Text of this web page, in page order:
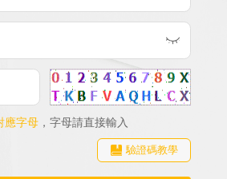
應字母，字母請直接輸入
驗證碼教學